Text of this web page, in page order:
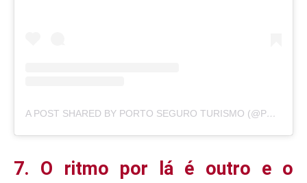
A POST SHARED BY PORTO SEGURO TURISMO (@PORTOSEGUROTURISMO)
7. O ritmo por lá é outro e o